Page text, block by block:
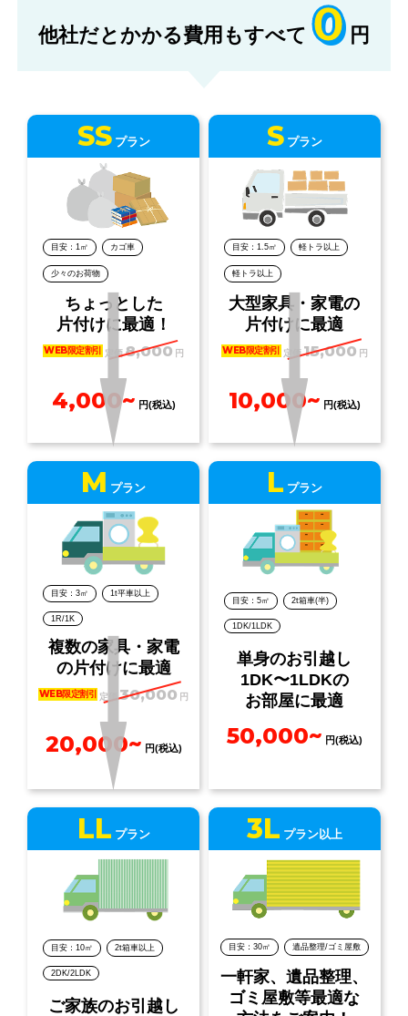
他社だとかかる費用もすべて 0 円
SS プラン
目安：1㎡ カゴ車
少々のお荷物
ちょっとした
片付けに最適！
WEB限定割引 定価8,000 円
4,000~ 円(税込)
S プラン
目安：1.5㎡ 軽トラ以上
軽トラ以上
大型家具・家電の
片付けに最適
WEB限定割引 定価15,000 円
10,000~ 円(税込)
M プラン
目安：3㎡ 1t平車以上
1R/1K
複数の家具・家電
の片付けに最適
WEB限定割引 定価 30,000 円
20,000~ 円(税込)
L プラン
目安：5㎡ 2t箱車(半)
1DK/1LDK
単身のお引越し
1DK〜1LDKの
お部屋に最適
50,000~ 円(税込)
LL プラン
目安：10㎡ 2t箱車以上
2DK/2LDK
ご家族のお引越し
3L プラン以上
目安：30㎡ 遺品整理/ゴミ屋敷
一軒家、遺品整理、
ゴミ屋敷等最適な